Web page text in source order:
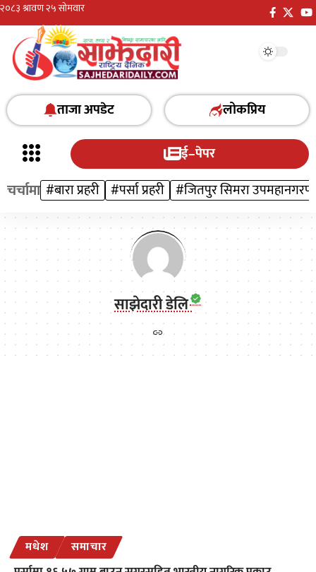
ताजा अपडेट
लोकप्रिय
ई–पेपर
चर्चामा #बारा प्रहरी #पर्सा प्रहरी #जितपुर सिमरा
साझेदारी डेलि
मधेश समाचार